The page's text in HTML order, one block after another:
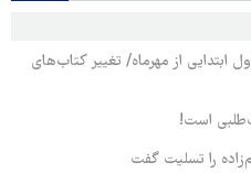
ابتدایی از مهرماه/ تغییر کتاب‌های
است!
را تسلیت گفت